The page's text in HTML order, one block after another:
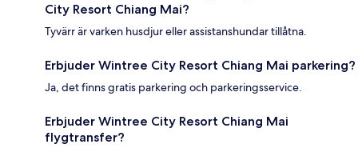
City Resort Chiang Mai?
Tyvärr är varken husdjur eller assistanshundar tillåtna.
Erbjuder Wintree City Resort Chiang Mai parkering?
Ja, det finns gratis parkering och parkeringsservice.
Erbjuder Wintree City Resort Chiang Mai
flygtransfer?